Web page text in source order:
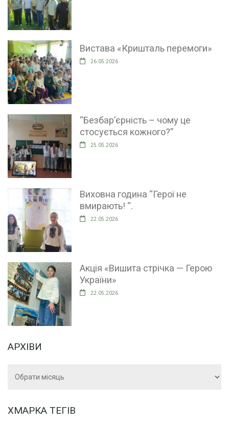
Вистава «Кришталь перемоги»
26.05.2026
“Безбар’єрність – чому це
стосується кожного?”
25.05.2026
Виховна година “Герої не
вмирають! “.
22.05.2026
Акція «Вишита стрічка — Герою
України»
22.05.2026
АРХІВИ
ХМАРКА ТЕГІВ